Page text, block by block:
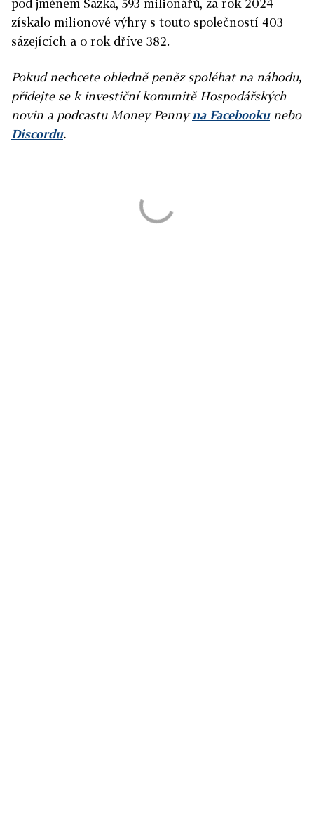
pod jménem Sazka, 593 milionářů, za rok 2024
získalo milionové výhry s touto společností 403
sázejících a o rok dříve 382.
Pokud nechcete ohledně peněz spoléhat na náhodu,
přidejte se k investiční komunitě Hospodářských
novin a podcastu Money Pennyna Facebookunebo
Discordu.